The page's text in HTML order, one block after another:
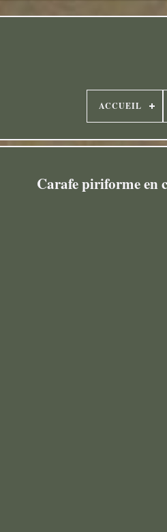
ACCUEIL
Carafe piriforme en